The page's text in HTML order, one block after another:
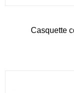
Casquette